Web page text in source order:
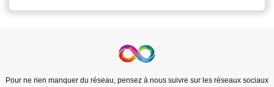
Pour ne rien manquer du réseau, pensez à nous suivre sur les réseaux sociaux